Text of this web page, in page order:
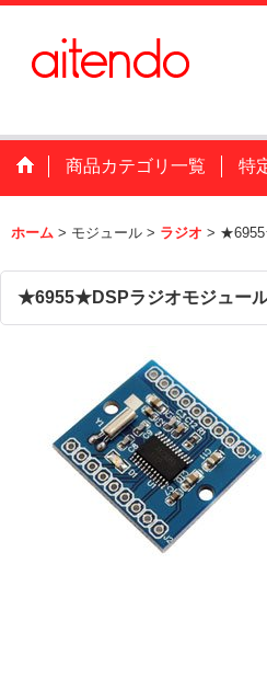
商品カテゴリ一覧 特
ホーム > モジュール > ラジオ >
★6955★DSPラジオモジュー